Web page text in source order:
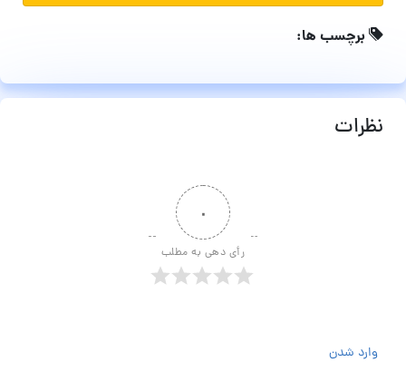
برچسب ها:
نظرات
۰
رأی دهی به مطلب
وارد شدن